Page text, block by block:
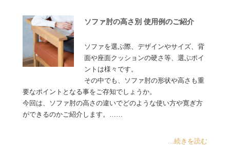
ソファ肘の高さ別 使用例のご紹介
ソファを選ぶ際、デザインやサイズ、背
面や座面クッションの硬さ等、選ぶポイ
ントは様々です。
その中でも、ソファ肘の形状や高さも重
要なポイントとなる事をご存知でしょうか。
今回は、ソファ肘の高さの違いでどのような使い方や寛ぎ方
ができるのかご紹介します。……
...続きを読む